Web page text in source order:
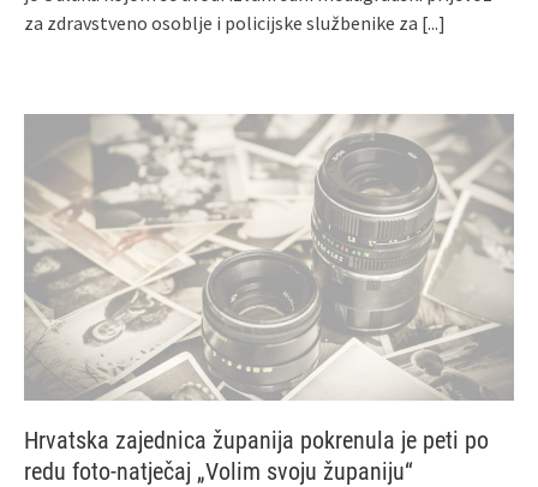
za zdravstveno osoblje i policijske službenike za [...]
Hrvatska zajednica županija pokrenula je peti po
redu foto-natječaj „Volim svoju županiju“